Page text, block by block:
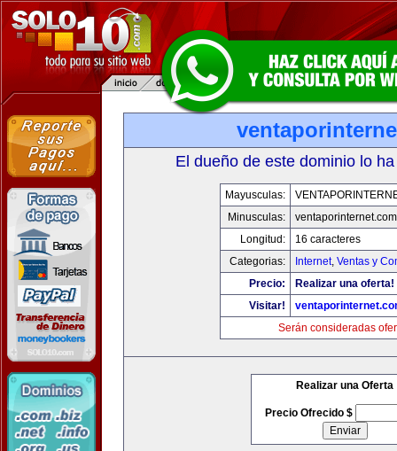
El dueño de este dominio lo
Mayusculas:
Minusculas:
ventaporinternet.com
Longitud:
16 caracteres
Categorias:
Internet, Ventas y
Precio:
Realizar una oferta!
Visitar!
Serán consideradas
Realizar una Oferta
Precio Ofrecido $